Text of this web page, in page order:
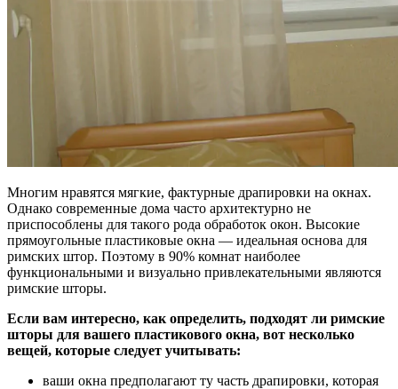
Многим нравятся мягкие, фактурные драпировки на окнах.
Однако современные дома часто архитектурно не
приспособлены для такого рода обработок окон. Высокие
прямоугольные пластиковые окна — идеальная основа для
римских штор. Поэтому в 90% комнат наиболее
функциональными и визуально привлекательными являются
римские шторы.
Если вам интересно, как определить, подходят ли римские
шторы для вашего пластикового окна, вот несколько
вещей, которые следует учитывать:
ваши окна предполагают ту часть драпировки, которая